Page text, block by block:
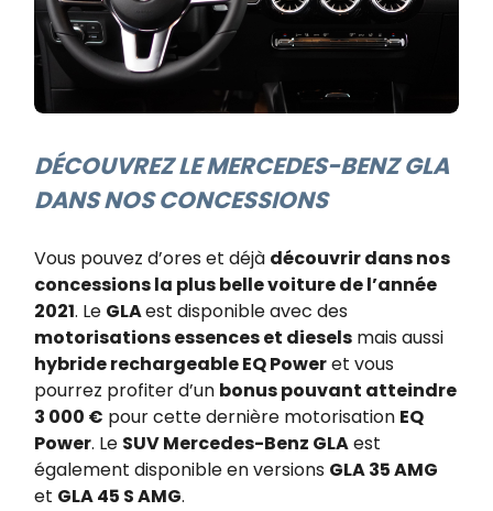
DÉCOUVREZ LE MERCEDES-BENZ GLA
DANS NOS CONCESSIONS​
Vous pouvez d’ores et déjà découvrir dans nos
concessions la plus belle voiture de l’année
2021. Le GLAest disponible avec des
motorisations essences et diesels mais aussi
hybride rechargeable EQ Poweret vous
pourrez profiter d’un bonus pouvant atteindre
3 000 € pour cette dernière motorisation EQ
Power. Le SUV Mercedes-Benz GLAest
également disponible en versions GLA 35 AMG
et GLA 45 S AMG.